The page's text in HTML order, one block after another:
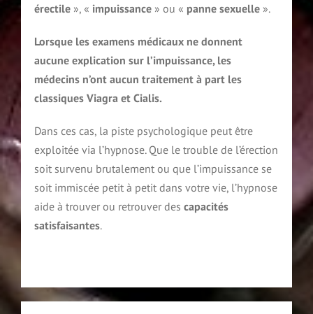
érectile », « impuissance » ou « panne sexuelle ».
Lorsque les examens médicaux ne donnent
aucune explication sur l’impuissance, les
médecins n’ont aucun traitement à part les
classiques Viagra et Cialis.
Dans ces cas, la piste psychologique peut être
exploitée via l’hypnose. Que le trouble de l’érection
soit survenu brutalement ou que l’impuissance se
soit immiscée petit à petit dans votre vie, l’hypnose
aide à trouver ou retrouver descapacités
satisfaisantes.